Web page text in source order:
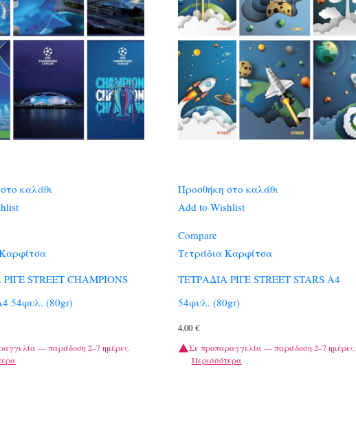
καλάθι
STREET CHAMPIONS
54φυλ. (80gr)
— παράδοση 2–7 ημέρες.
Προσθήκη στο καλάθι
Add to Wishlist
Compare
Τετράδια Καρφίτσα
ΤΕΤΡΑΔΙΑ ΡΙΓΕ STREET STARS A4
54φυλ. (80gr)
4,00 €
Σε προπαραγγελία — παράδοση 2–7 ημέρες.
Περισσότερα